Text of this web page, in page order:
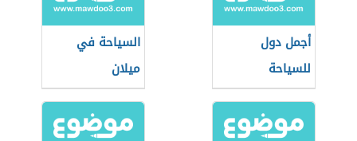
أجمل دول
للسياحة
السياحة في
ميلان